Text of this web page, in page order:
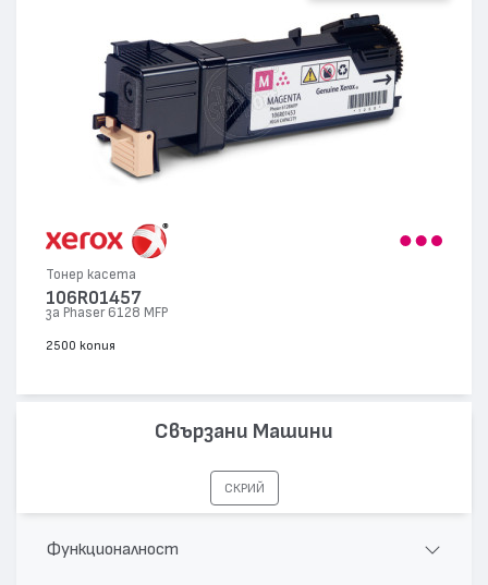
Тонер касета
106R01457
за Phaser 6128 MFP
2500 копия
Свързани Машини
СКРИЙ
Функционалност